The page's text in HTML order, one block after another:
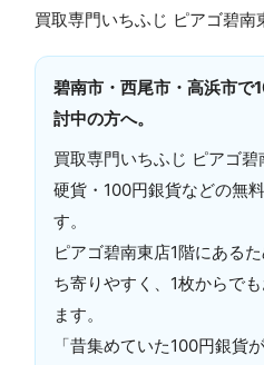
買取専門いちふじ ピアゴ碧南
碧南市・西尾市・高浜市で
討中の方へ。
買取専門いちふじ ピアゴ
硬貨・100円銀貨などの無
す。
ピアゴ碧南東店1階にある
ち寄りやすく、1枚からで
ます。
「昔集めていた100円銀貨